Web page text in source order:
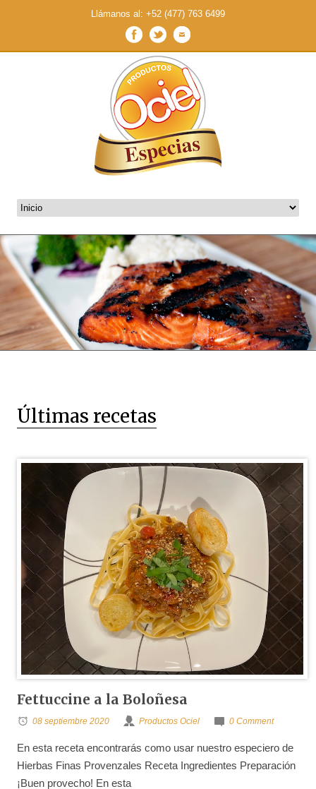
Llámanos al: +52 (477) 763 6499
Últimas recetas
Fettuccine a la Boloñesa
08 septiembre 2020 Productos Ociel 0 Comment
En esta receta encontrarás como usar nuestro especiero de
Hierbas Finas Provenzales Receta Ingredientes Preparación
¡Buen provecho! En esta